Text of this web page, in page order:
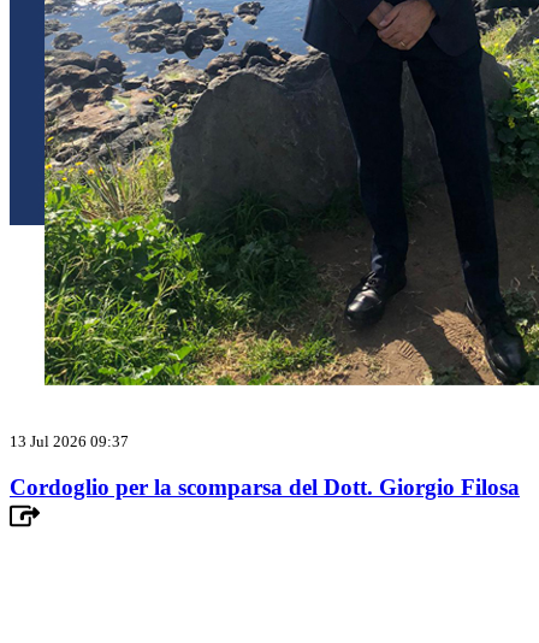
13 Jul 2026 09:37
Cordoglio per la scomparsa del Dott. Giorgio Filosa